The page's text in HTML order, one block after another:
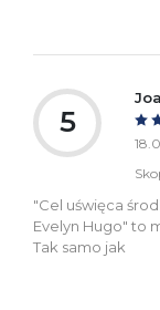
5
"Cel uświęca
Evelyn Hugo" to
Tak samo jak